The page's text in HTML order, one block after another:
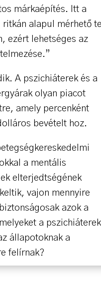
márkaépítés. Itt a
ritkán alapul mérhető
ezért lehetséges az
A pszichiáterek és a
olyan piacot
amely percenként
bevételt hoz.
a mentális
elterjedtségének
vajon mennyire
azok a
a pszichiáterek
állapotoknak a
felírnak?